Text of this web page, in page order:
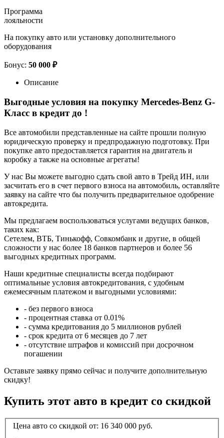
Программа
лояльности
На покупку авто или установку дополнительного
оборудования
Бонус: 50 000 ₽
Описание
Выгодные условия на покупку Mercedes-Benz G-
Класс в кредит до !
Все автомобили представленные на сайте прошли полную
юридическую проверку и предпродажную подготовку. При
покупке авто предоставляется гарантия на двигатель и
коробку а также на основные агрегаты!
У нас Вы можете выгодно сдать свой авто в Трейд ИН, или
засчитать его в счет первого взноса на автомобиль, оставляйте
заявку на сайте что бы получить предварительное одобрение
автокредита.
Мы предлагаем воспользоваться услугами ведущих банков,
таких как:
Сетелем, ВТБ, Тинькофф, Совкомбанк и другие, в общей
сложности у нас более 18 банков партнеров и более 56
выгодных кредитных программ.
Наши кредитные специалисты всегда подбирают
оптимальные условия автокредитования, с удобным
ежемесячным платежом и выгодными условиями:
- без первого взноса
- процентная ставка от 0.01%
- сумма кредитования до 5 миллионов рублей
- срок кредита от 6 месяцев до 7 лет
- отсутствие штрафов и комиссий при досрочном
погашении
Оставьте заявку прямо сейчас и получите дополнительную
скидку!
Купить этот авто в кредит со скидкой
Цена авто со скидкой от: 16 340 000 руб.